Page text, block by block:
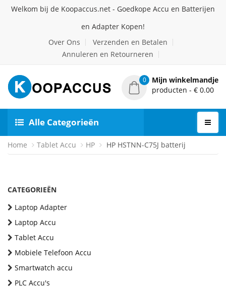
Welkom bij de Koopaccus.net - Goedkope Accu en Batterijen
en Adapter Kopen!
Over Ons
Verzenden en Betalen
Annuleren en Retourneren
0
Mijn winkelmandje
producten - € 0.00
Alle Categorieën
Home Tablet Accu HP HP HSTNN-C75J batterij
CATEGORIEËN
Laptop Adapter
Laptop Accu
Tablet Accu
Mobiele Telefoon Accu
Smartwatch accu
PLC Accu's